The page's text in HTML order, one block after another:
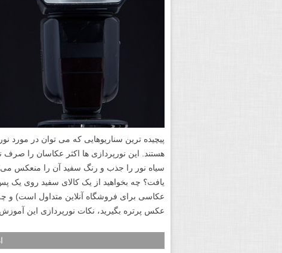
پیچیده ترین سناریوهایی که می توان در مورد
هستند. این نورپردازی ها اکثر عکاسان را
سیاه نور را جذب و رنگ سفید آن را منعکس می
یافت؟ چه بخواهید از یک کالای سفید روی یک
عکاسی برای فروشگاه آنلاین متداول است) و
عکس پرتره بگیرید، نکات نورپردازی این